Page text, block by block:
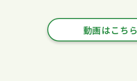
動画はこちら